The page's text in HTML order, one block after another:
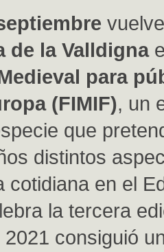
de la Valldigna
para
(FIMIF), un
que
distintos
cotidiana en el
la tercera
consiguió